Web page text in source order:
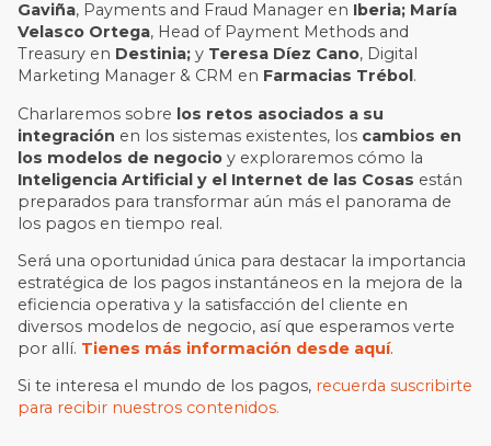
Gaviña, Payments and Fraud Manager en Iberia; María
Velasco Ortega, Head of Payment Methods and
Treasury en Destinia; y Teresa Díez Cano, Digital
Marketing Manager & CRM en Farmacias Trébol.
Charlaremos sobre los retos asociados a su
integración en los sistemas existentes, los cambios en
los modelos de negocio y exploraremos cómo la
Inteligencia Artificial y el Internet de las Cosas están
preparados para transformar aún más el panorama de
los pagos en tiempo real.
Será una oportunidad única para destacar la importancia
estratégica de los pagos instantáneos en la mejora de la
eficiencia operativa y la satisfacción del cliente en
diversos modelos de negocio, así que esperamos verte
por allí. Tienes más información desde aquí.
Si te interesa el mundo de los pagos, recuerda suscribirte
para recibir nuestros contenidos.